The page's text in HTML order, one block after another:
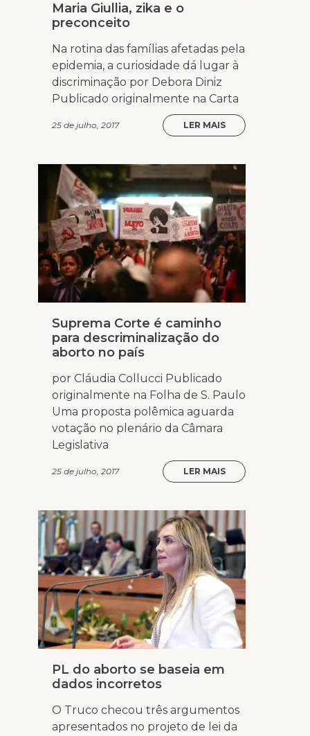
Maria Giullia, zika e o
preconceito
Na rotina das famílias afetadas pela
epidemia, a curiosidade dá lugar à
discriminação por Debora Diniz
Publicado originalmente na Carta
25 de julho, 2017 LER MAIS
Suprema Corte é caminho
para descriminalização do
aborto no país
por Cláudia Collucci Publicado
originalmente na Folha de S. Paulo
Uma proposta polêmica aguarda
votação no plenário da Câmara
Legislativa
25 de julho, 2017 LER MAIS
PL do aborto se baseia em
dados incorretos
O Truco checou três argumentos
apresentados no projeto de lei da